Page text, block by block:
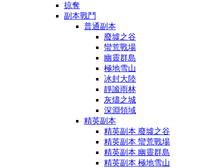
掠奪
副本戰鬥
普通副本
廢墟之谷
蠻荒戰場
幽靈群島
極地雪山
冰封大陸
靜謐雨林
灰燼之城
深淵領域
精英副本
精英副本 廢墟之谷
精英副本 蠻荒戰場
精英副本 幽靈群島
精英副本 極地雪山